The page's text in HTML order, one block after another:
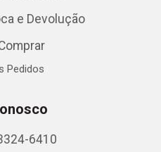
e Devolução
Pedidos
6410